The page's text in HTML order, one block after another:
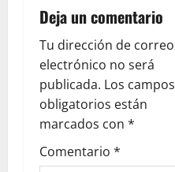
i
g
a
t
i
Deja un comentario
Tu dirección de correo
electrónico no será
publicada. Los campos
obligatorios están
marcados con *
Comentario *